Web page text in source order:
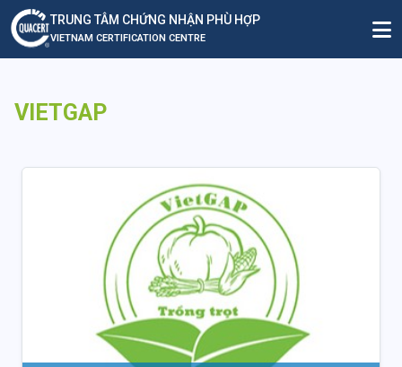
TRUNG TÂM CHỨNG NHẬN PHÙ HỢP
VIETNAM CERTIFICATION CENTRE
VIETGAP